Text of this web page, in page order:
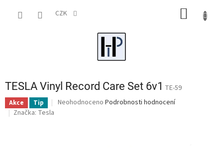
CZK
TESLA Vinyl Record Care Set 6v1 TE-59
Akce Tip
Průměrné
Neohodnoceno Podrobnosti hodnocení
Značka: Tesla